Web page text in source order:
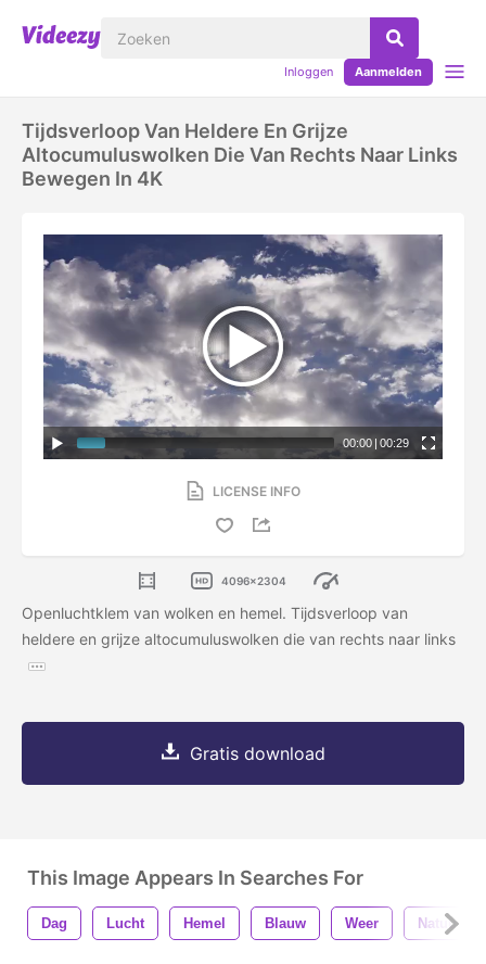
Inloggen Aanmelden
Tijdsverloop Van Heldere En Grijze
Altocumuluswolken Die Van Rechts Naar Links
Bewegen In 4K
00:00 | 00:29
LICENSE INFO
4096x2304
Openluchtklem van wolken en hemel. Tijdsverloop van
heldere en grijze altocumuluswolken die van rechts naar links
Gratis download
This Image Appears In Searches For
Dag Lucht Hemel Blauw Weer Natuur